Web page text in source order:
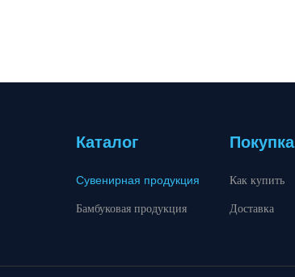
Каталог
Сувенирная продукция
Бамбуковая продукция
Покупка
Как купить
Доставка